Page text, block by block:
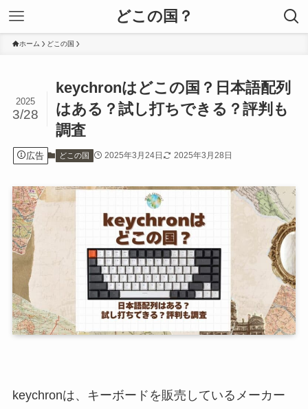
どこの国？
ホーム どこの国
keychronはどこの国？日本語配列
はある？試し打ちできる？評判も
調査
2025
3/28
広告 どこの国 2025年3月24日 2025年3月28日
keychronは、キーボードを販売しているメーカー